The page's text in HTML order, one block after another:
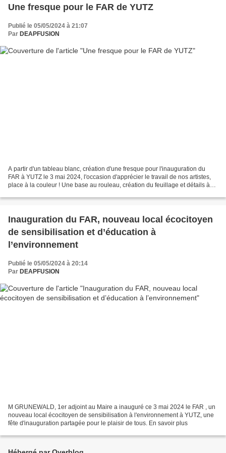
Une fresque pour le FAR de YUTZ
Publié le 05/05/2024 à 21:07
Par DEAPFUSION
A partir d'un tableau blanc, création d'une fresque pour l'inauguration du
FAR à YUTZ le 3 mai 2024, l'occasion d'apprécier le travail de nos artistes,
place à la couleur ! Une base au rouleau, création du feuillage et détails à
Inauguration du FAR, nouveau local écocitoyen
de sensibilisation et d’éducation à
l’environnement
Publié le 05/05/2024 à 20:14
Par DEAPFUSION
M GRUNEWALD, 1er adjoint au Maire a inauguré ce 3 mai 2024 le FAR , un
nouveau local écocitoyen de sensibilisation à l'environnement à YUTZ, une
fête d'inauguration partagée pour le plaisir de tous. En savoir plus